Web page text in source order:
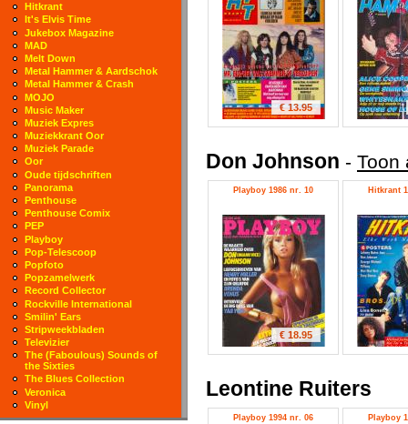
€ 13.95
Don Johnson - Toon
Playboy 1986 nr. 10
€ 18.95
Hitkrant
Leontine Ruiters
Playboy 1994 nr. 06 Playboy
Hitkrant
It's Elvis Time
Jukebox Magazine
MAD
Melt Down
Metal Hammer & Aardschok
Metal Hammer & Crash
MOJO
Music Maker
Muziek Expres
Muziekkrant Oor
Muziek Parade
Oor
Oude tijdschriften
Panorama
Penthouse
Penthouse Comix
PEP
Playboy
Pop-Telescoop
Popfoto
Popzamelwerk
Record Collector
Rockville International
Smilin' Ears
Stripweekbladen
Televizier
The (Faboulous) Sounds of
the Sixties
The Blues Collection
Veronica
Vinyl